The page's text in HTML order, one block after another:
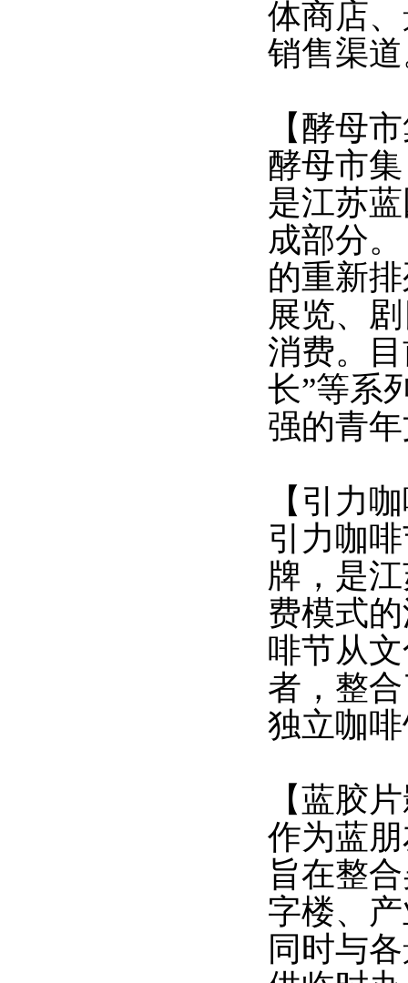
体商店
销售渠
【酵母
酵母市
是江苏
成部分
的重新
展览、
消费。
长”等系
强的青
【引力
引力咖
牌，是
费模式
啡节从
者，整
独立咖
【蓝胶
作为蓝
旨在整
字楼、
同时与